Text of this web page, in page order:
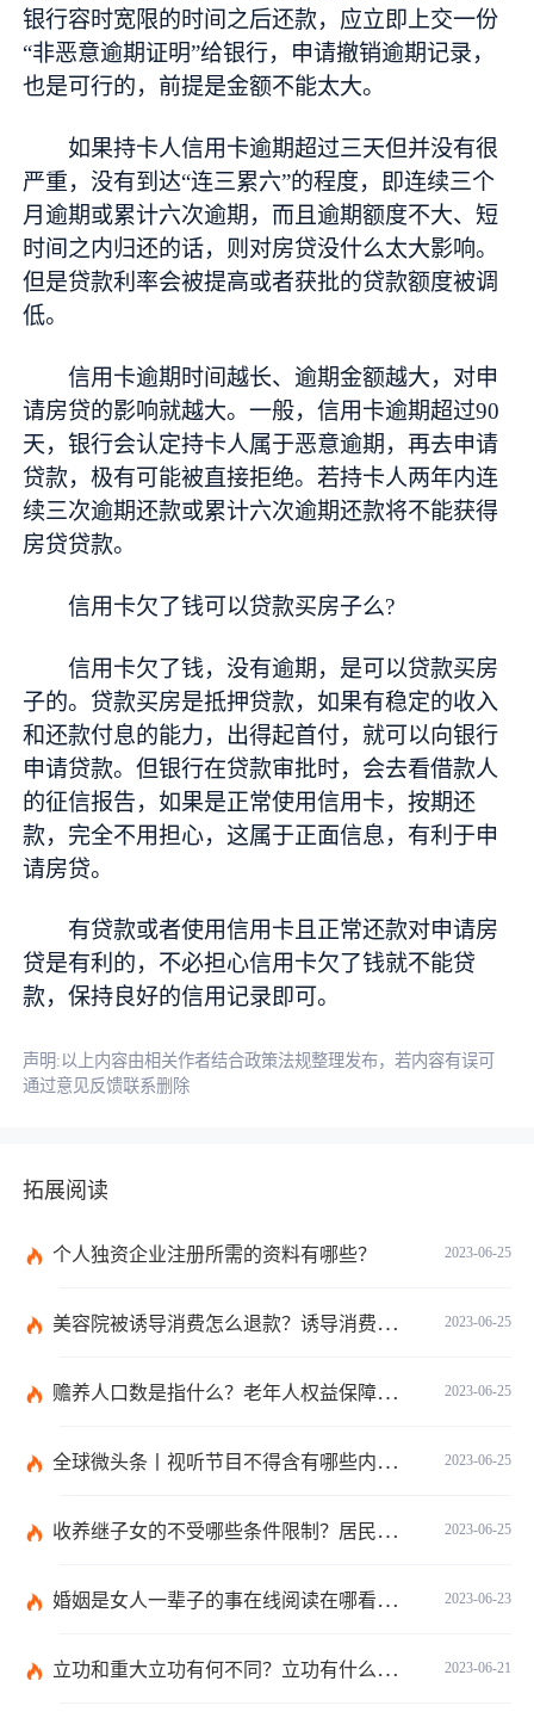
银行容时宽限的时间之后还款，应立即上交一份
“非恶意逾期证明”给银行，申请撤销逾期记录，
也是可行的，前提是金额不能太大。
如果持卡人信用卡逾期超过三天但并没有很
严重，没有到达“连三累六”的程度，即连续三个
月逾期或累计六次逾期，而且逾期额度不大、短
时间之内归还的话，则对房贷没什么太大影响。
但是贷款利率会被提高或者获批的贷款额度被调
低。
信用卡逾期时间越长、逾期金额越大，对申
请房贷的影响就越大。一般，信用卡逾期超过90
天，银行会认定持卡人属于恶意逾期，再去申请
贷款，极有可能被直接拒绝。若持卡人两年内连
续三次逾期还款或累计六次逾期还款将不能获得
房贷贷款。
信用卡欠了钱可以贷款买房子么?
信用卡欠了钱，没有逾期，是可以贷款买房
子的。贷款买房是抵押贷款，如果有稳定的收入
和还款付息的能力，出得起首付，就可以向银行
申请贷款。但银行在贷款审批时，会去看借款人
的征信报告，如果是正常使用信用卡，按期还
款，完全不用担心，这属于正面信息，有利于申
请房贷。
有贷款或者使用信用卡且正常还款对申请房
贷是有利的，不必担心信用卡欠了钱就不能贷
款，保持良好的信用记录即可。
声明:以上内容由相关作者结合政策法规整理发布，若内容有误可
通过意见反馈联系删除
拓展阅读
2023-06-25
个人独资企业注册所需的资料有哪些？
2023-06-25
美容院被诱导消费怎么退款？诱导消费多少钱可以立案？ 当前短讯
2023-06-25
赡养人口数是指什么？老年人权益保障法第十四条的内容是什么？
2023-06-25
全球微头条丨视听节目不得含有哪些内容？网络视听监管新规的内容是什么？
2023-06-25
收养继子女的不受哪些条件限制？居民收养登记不受限制的情形有哪些？_热议
2023-06-23
婚姻是女人一辈子的事在线阅读在哪看？婚姻是女人一辈子的事讲的什么？|环球今日报
2023-06-21
立功和重大立功有何不同？立功有什么好处？